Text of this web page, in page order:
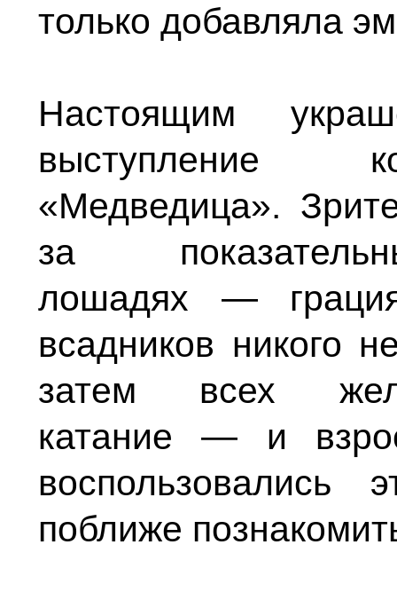
только добавляла
Настоящим
выступление
«Медведица».
за
лошадях —
всадников никого
затем всех
катание — и
воспользовались
поближе